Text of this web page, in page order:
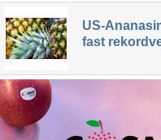
US-
fast